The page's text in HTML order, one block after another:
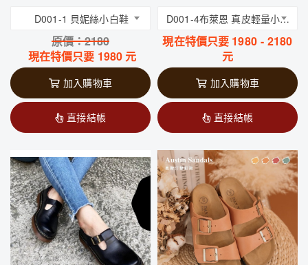
D001-1 貝妮絲小白鞋
原價：2180
現在特價只要 1980 元
加入購物車
直接結帳
D001-4布萊恩 真皮輕量小板鞋
現在特價只要 1980 - 2180
元
加入購物車
直接結帳